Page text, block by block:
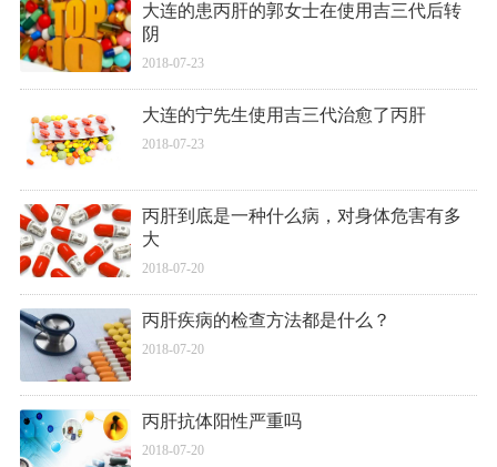
大连的患丙肝的郭女士在使用吉三代后转
阴
2018-07-23
大连的宁先生使用吉三代治愈了丙肝
2018-07-23
丙肝到底是一种什么病，对身体危害有多
大
2018-07-20
丙肝疾病的检查方法都是什么？
2018-07-20
丙肝抗体阳性严重吗
2018-07-20